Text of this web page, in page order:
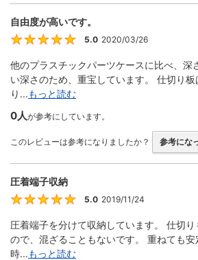
自由度が高いです。
5
5.0 2020/03/26
他のプラスチックパーツケースに比べ、深
い深さのため、重宝しています。 仕切り
り...もっと読む
0人が参考にしています。
このレビューは参考になりましたか？ 参考にな
圧着端子収納
5.0 2019/11/24
圧着端子を分けて収納しています。 仕切
ので、混ざることもないです。 重ねても
時...もっと読む